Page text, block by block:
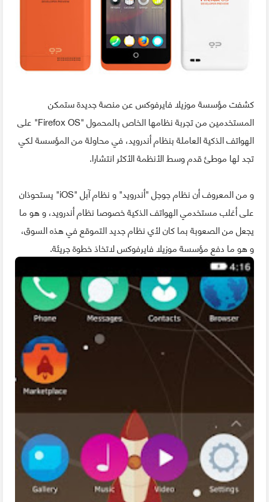
كشفت مؤسسة موزيلا فايرفوكس عن منصة جديدة ستمكن
المستخدمين من تجربة نظامها الخاص بالمحمول "Firefox OS" على
الهواتف الذكية العاملة بنظام أندرويد، في محاولة من المؤسسة لكي
تجد لها موطئ قدم وسط الأنظمة الأكثر انتشارا.
و من المعروف أن نظام جوجل "أندرويد" و نظام آبل "iOS" يستحوذان
على أغلب مستخدمي الهواتف الذكية خصوصا نظام أندرويد، و هو ما
يجعل من الصعوبة بما كان لأي نظام جديد التموقع في هذه السوق،
و هو ما دفع مؤسسة موزيلا فايرفوكس لاتخاذ خطوة جريئة.